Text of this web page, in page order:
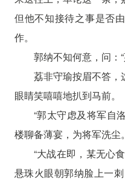
但他不知接待之事是否
作。
郭纳不知何意，问：
荔非守瑜按眉不答，
眼睛笑嘻嘻地扒到马前。
“郭太守虑及将军自
楼聊备薄宴，为将军洗尘
“大战在即，某无心
悬珠火眼朝郭纳脸上一